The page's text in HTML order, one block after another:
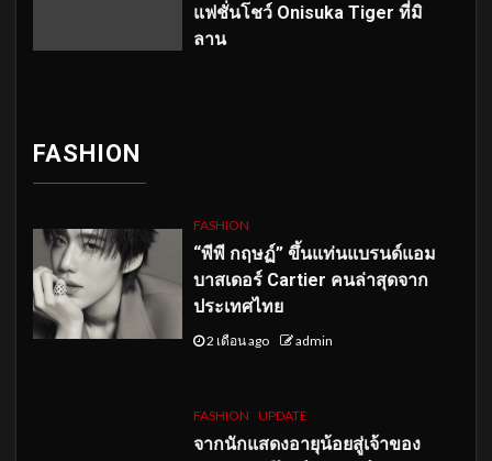
แฟชั่นโชว์ Onisuka Tiger ที่มิ
ลาน
FASHION
FASHION
“พีพี กฤษฏ์” ขึ้นแท่นแบรนด์แอม
บาสเดอร์ Cartier คนล่าสุดจาก
ประเทศไทย
2 เดือน ago admin
FASHION UPDATE
จากนักแสดงอายุน้อยสู่เจ้าของ